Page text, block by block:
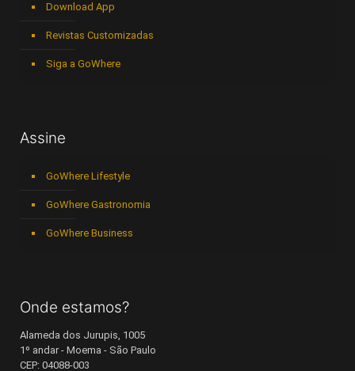
Download App
Revistas Customizadas
Siga a GoWhere
Assine
GoWhere Lifestyle
GoWhere Gastronomia
GoWhere Business
Onde estamos?
Alameda dos Jurupis, 1005
1º andar - Moema - São Paulo
CEP: 04088-003